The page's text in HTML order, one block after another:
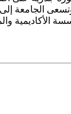
الجامعة